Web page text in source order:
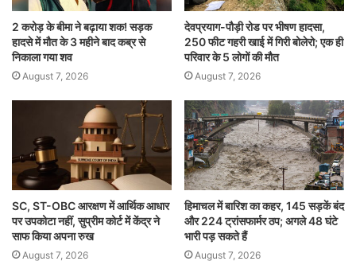
2 करोड़ के बीमा ने बढ़ाया शक! सड़क
हादसे में मौत के 3 महीने बाद कब्र से
निकाला गया शव
August 7, 2026
देवप्रयाग-पौड़ी रोड पर भीषण हादसा,
250 फीट गहरी खाई में गिरी बोलेरो; एक ही
परिवार के 5 लोगों की मौत
August 7, 2026
SC, ST-OBC आरक्षण में आर्थिक आधार
पर उपकोटा नहीं, सुप्रीम कोर्ट में केंद्र ने
साफ किया अपना रुख
August 7, 2026
हिमाचल में बारिश का कहर, 145 सड़कें बंद
और 224 ट्रांसफार्मर ठप; अगले 48 घंटे
भारी पड़ सकते हैं
August 7, 2026